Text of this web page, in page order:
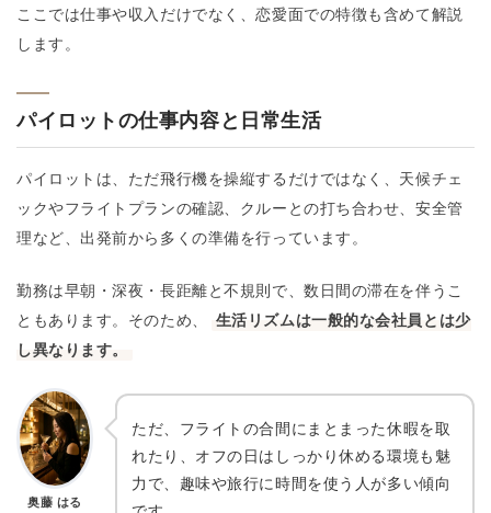
ここでは仕事や収入だけでなく、恋愛面での特徴も含めて解説
します。
パイロットの仕事内容と日常生活
パイロットは、ただ飛行機を操縦するだけではなく、天候チェ
ックやフライトプランの確認、クルーとの打ち合わせ、安全管
理など、出発前から多くの準備を行っています。
勤務は早朝・深夜・長距離と不規則で、数日間の滞在を伴うこ
ともあります。そのため、
生活リズムは一般的な会社員とは少
し異なります。
奥藤 はる
ただ、フライトの合間にまとまった休暇を取
れたり、オフの日はしっかり休める環境も魅
力で、趣味や旅行に時間を使う人が多い傾向